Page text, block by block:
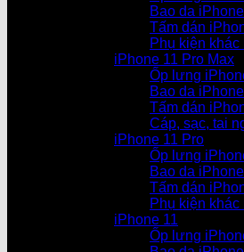
Bao da
Tấm dán
Phụ kiện khác
iPhone 11 Pro Max
Ốp lưng
Bao da
Tấm dán
Cáp, sạc, tai
iPhone 11 Pro
Ốp lưng
Bao da
Tấm dán
Phụ kiện
iPhone 11
Ốp lưng